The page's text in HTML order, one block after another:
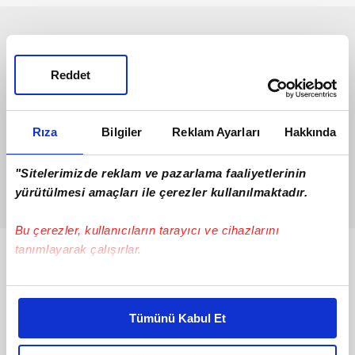
Rıza Bilgiler Reklam Ayarları Hakkında
"Sitelerimizde reklam ve pazarlama faaliyetlerinin
yürütülmesi amaçları ile çerezler kullanılmaktadır.
Bu çerezler, kullanıcıların tarayıcı ve cihazlarını
tanımlayarak çalışırlar.
Bu çerezlere izin vermeniz halinde sizlere özel
daha iyi reklam deneyimi yaşatabiliriz. Bunu yaparken
amacımızın size daha iyi bir reklam deneyimi sunmak
Tümünü Kabul Et
Reddet
Bunlar da Var